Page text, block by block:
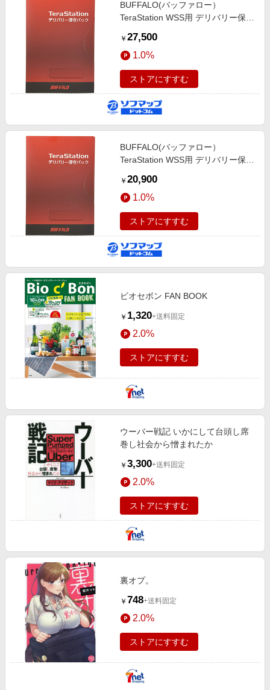
BUFFALO(バッファロー）
TeraStation WSS用 デリバリー保
OP-TSDL-2Y
￥ 27,500
1.0%
ストアにすすむ
BUFFALO(バッファロー）
TeraStation WSS用 デリバリー保
OP-TSDL-1Y
￥ 20,900
1.0%
ストアにすすむ
ビオセボン FAN BOOK
￥ 1,320+送料固定
2.0%
ストアにすすむ
ウーバー戦記 いかにして台頭し席
巻し社会から憎まれたか
￥ 3,300+送料固定
2.0%
ストアにすすむ
裏オプ。
￥ 748+送料固定
2.0%
ストアにすすむ